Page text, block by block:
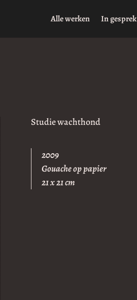
Alle werken In gesprek
Studie wachthond
2009
Gouache op papier
21 x 21 cm